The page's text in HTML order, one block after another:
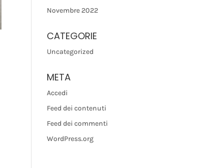
Novembre 2022
CATEGORIE
Uncategorized
META
Accedi
Feed dei contenuti
Feed dei commenti
WordPress.org